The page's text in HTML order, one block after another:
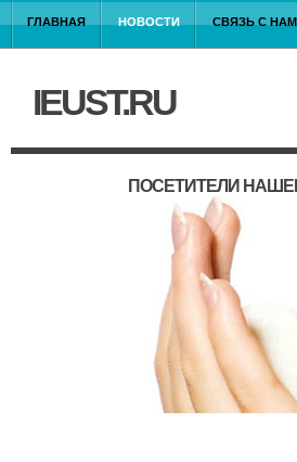
ГЛАВНАЯ НОВОСТИ СВЯЗЬ С
IEUST.RU
ПОСЕТИТЕЛИ